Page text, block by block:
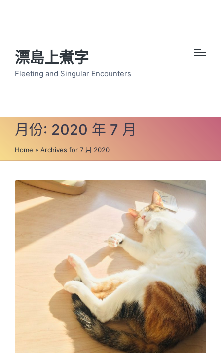
漂島上煮字
Fleeting and Singular Encounters
月份: 2020 年 7 月
Home » Archives for 7 月 2020